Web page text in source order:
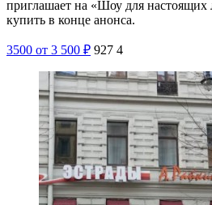
приглашает на «Шоу для
купить в конце анонса.
3500 от 3 500 ₽ 927 4